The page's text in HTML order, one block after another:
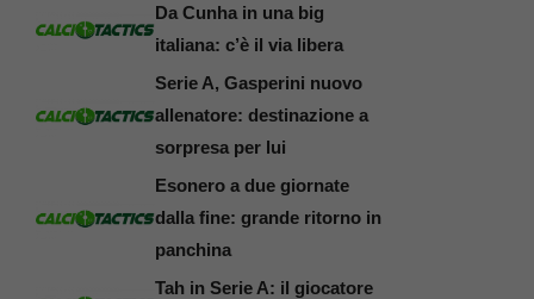
Da Cunha in una big
italiana: c’è il via libera
Serie A, Gasperini nuovo
allenatore: destinazione a
sorpresa per lui
Esonero a due giornate
dalla fine: grande ritorno in
panchina
Tah in Serie A: il giocatore